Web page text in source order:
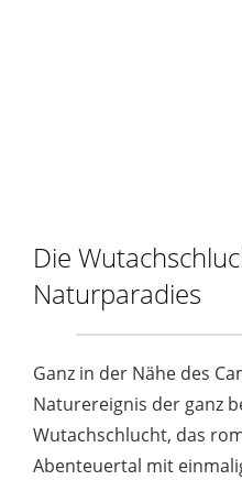
Die
Naturparadies
Ganz in der Nähe des
Naturereignis der ganz
Wutachschlucht, das
Abenteuertal mit